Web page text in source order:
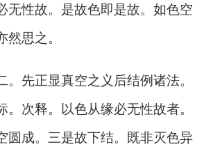
无性故。是故色即是故。如色空
思之。
。先正显真空之义后结例诸法。
。次释。以色从缘必无性故者。
圆成。三是故下结。既非灭色异